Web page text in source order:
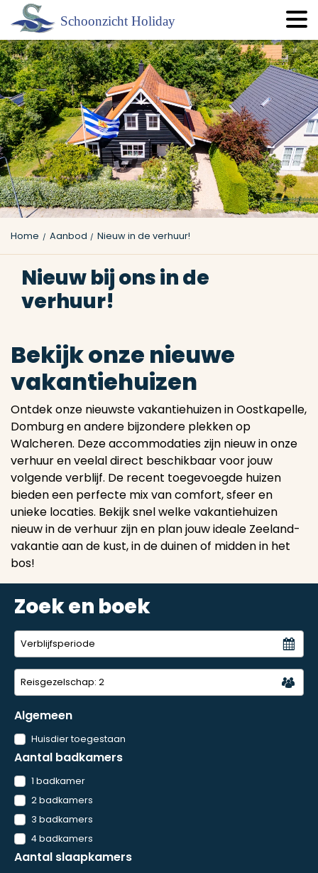
Home Aanbod Nieuw in de verhuur!
Nieuw bij ons in de
verhuur!
Bekijk onze nieuwe
vakantiehuizen
Ontdek onze nieuwste vakantiehuizen in Oostkapelle,
Domburg en andere bijzondere plekken op
Walcheren. Deze accommodaties zijn nieuw in onze
verhuur en veelal direct beschikbaar voor jouw
volgende verblijf. De recent toegevoegde huizen
bieden een perfecte mix van comfort, sfeer en
unieke locaties. Bekijk snel welke vakantiehuizen
nieuw in de verhuur zijn en plan jouw ideale Zeeland-
vakantie aan de kust, in de duinen of midden in het
bos!
Zoek en boek
Reisgezelschap: 2
Algemeen
Huisdier toegestaan
Aantal badkamers
1 badkamer
2 badkamers
3 badkamers
4 badkamers
Aantal slaapkamers